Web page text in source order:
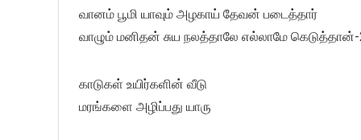
வானம் பூமி யாவும் அழகாய் தேவன் படைத்தார்
வாழும் மனிதன் சுய நலத்தாலே எல்லாமே
காடுகள் உயிர்களின் வீடு
மரங்களை அழிப்பது யாரு